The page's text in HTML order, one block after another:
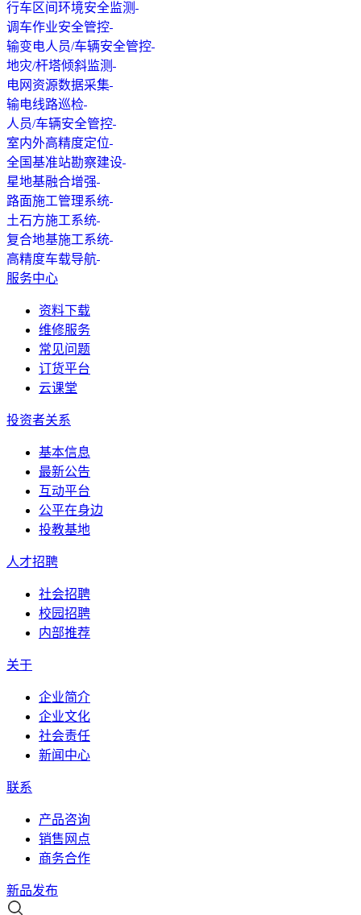
行车区间环境安全监测
调车作业安全管控
输变电人员/车辆安全管控
地灾/杆塔倾斜监测
电网资源数据采集
输电线路巡检
人员/车辆安全管控
室内外高精度定位
全国基准站勘察建设
星地基融合增强
路面施工管理系统
土石方施工系统
复合地基施工系统
高精度车载导航
服务中心
资料下载
维修服务
常见问题
订货平台
云课堂
投资者关系
基本信息
最新公告
互动平台
公平在身边
投教基地
人才招聘
社会招聘
校园招聘
内部推荐
关于
企业简介
企业文化
社会责任
新闻中心
联系
产品咨询
销售网点
商务合作
新品发布